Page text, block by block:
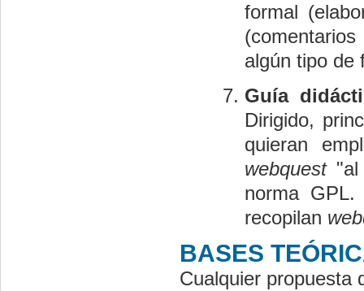
formal
algún tipo de
Guía
Dirigido,
quieran
webquest "al
norma
recopilan
BASES
Cualquier propuesta